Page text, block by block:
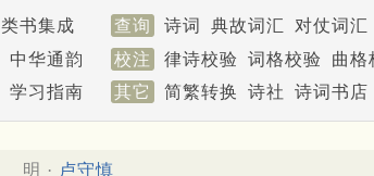
类书集成 查询 诗词 典故词汇 对仗词汇
中华通韵 校注 律诗校验 词格校验 曲格
学习指南 其它 简繁转换 诗社 诗词书店
明 · 卢守慎